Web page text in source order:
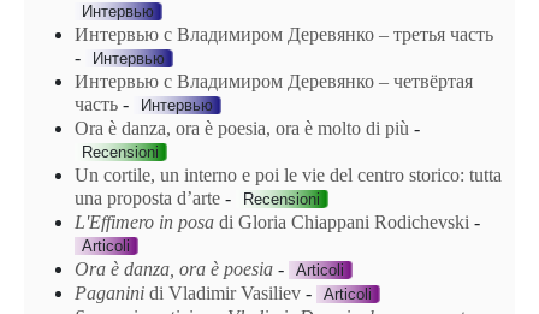
Интервью
Интервью с Владимиром Деревянко – третья часть
-
Интервью
Интервью с Владимиром Деревянко – четвёртая
часть - Интервью
Ora è danza, ora è poesia, ora è molto di più -
Recensioni
Un cortile, un interno e poi le vie del centro storico: tutta
una proposta d’arte - Recensioni
L'Effimero in posa di Gloria Chiappani Rodichevski -
Articoli
Ora è danza, ora è poesia - Articoli
Paganini di Vladimir Vasiliev - Articoli